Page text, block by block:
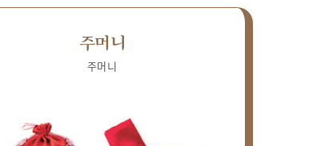
주머니
주머니